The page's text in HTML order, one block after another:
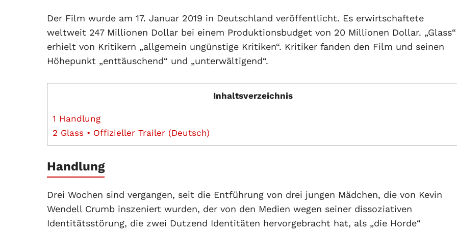
Der Film wurde am 17. Januar 2019 in Deutschland veröffentlicht. Es erwirtschaftete
weltweit 247 Millionen Dollar bei einem Produktionsbudget von 20 Millionen Dollar. „Glass“
erhielt von Kritikern „allgemein ungünstige Kritiken“. Kritiker fanden den Film und seinen
Höhepunkt „enttäuschend“ und „unterwältigend“.
Inhaltsverzeichnis
1 Handlung
2 Glass • Offizieller Trailer (Deutsch)
Handlung
Drei Wochen sind vergangen, seit die Entführung von drei jungen Mädchen, die von Kevin
Wendell Crumb inszeniert wurden, der von den Medien wegen seiner dissoziativen
Identitätsstörung, die zwei Dutzend Identitäten hervorgebracht hat, als „die Horde“